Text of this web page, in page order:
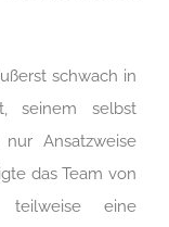
schwach in
seinem selbst
Ansatzweise
das Team von
teilweise eine